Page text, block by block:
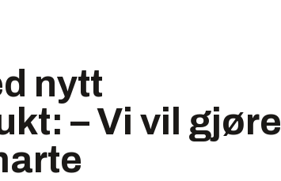
nytt
– Vi vil gjøre